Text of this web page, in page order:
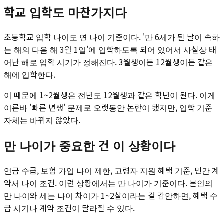
학교 입학도 마찬가지다
초등학교 입학 나이도 연 나이 기준이다. '만 6세가 된 날이 속하
는 해의 다음 해 3월 1일'에 입학하도록 되어 있어서 사실상 태
어난 해로 입학 시기가 정해진다. 3월생이든 12월생이든 같은
해에 입학한다.
이 때문에 1~2월생은 전년도 12월생과 같은 학년이 된다. 이게
이른바 '빠른 년생' 문제로 오랫동안 논란이 됐지만, 입학 기준
자체는 바뀌지 않았다.
만 나이가 중요한 건 이 상황이다
연금 수급, 보험 가입 나이 제한, 고령자 지원 혜택 기준, 민간 계
약서 나이 조건. 이런 상황에서는 만 나이가 기준이다. 본인의
만 나이와 세는 나이 차이가 1~2살이라는 걸 감안하면, 혜택 수
급 시기나 계약 조건이 달라질 수 있다.